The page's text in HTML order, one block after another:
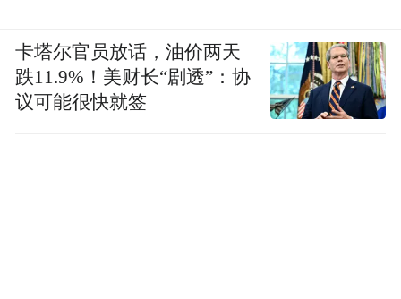
今后，河南南水北调博物馆将继续发挥以文
化人、以文育人的重要作用，积极与时代共
卡塔尔官员放话，油价两天
跌11.9%！美财长“剧透”：协
议可能很快就签